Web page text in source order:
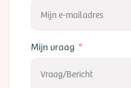
Mijn vraag